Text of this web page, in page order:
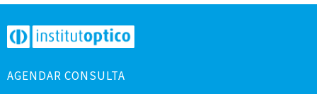
AGENDAR CONSULTA